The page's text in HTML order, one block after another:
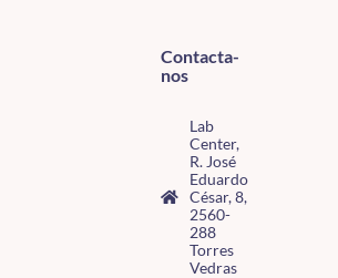
Contacta-
nos
Lab
Center,
R. José
Eduardo
César, 8,
2560-
288
Torres
Vedras